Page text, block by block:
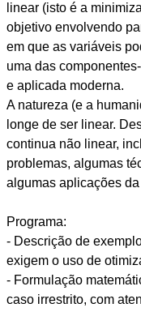
linear (isto é a
objetivo envolvendo
em que as variáveis
uma das
e aplicada moderna.
A natureza (e a
longe de ser linear.
continua não linear,
problemas, algumas
algumas aplicações
Programa:
- Descrição de
exigem o uso de
- Formulação
caso irrestrito, com